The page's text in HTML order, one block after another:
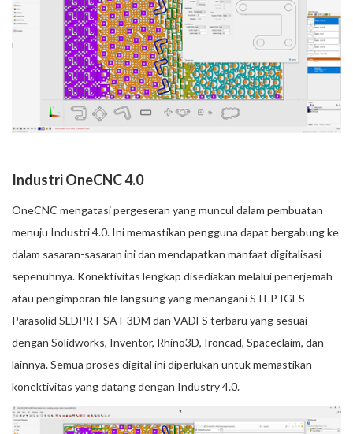
Industri OneCNC 4.0
OneCNC mengatasi pergeseran yang muncul dalam pembuatan
menuju Industri 4.0. Ini memastikan pengguna dapat bergabung ke
dalam sasaran-sasaran ini dan mendapatkan manfaat digitalisasi
sepenuhnya. Konektivitas lengkap disediakan melalui penerjemah
atau pengimporan file langsung yang menangani STEP IGES
Parasolid SLDPRT SAT 3DM dan VADFS terbaru yang sesuai
dengan Solidworks, Inventor, Rhino3D, Ironcad, Spaceclaim, dan
lainnya. Semua proses digital ini diperlukan untuk memastikan
konektivitas yang datang dengan Industry 4.0.